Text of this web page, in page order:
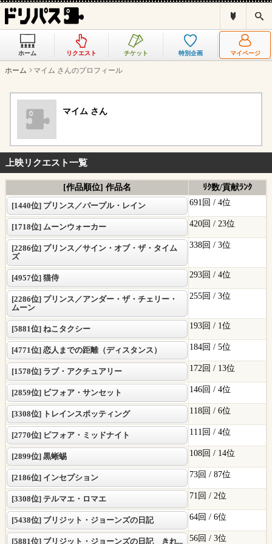
リ
ス
と
索
ホーム リクエスト チケット 特別企画 マイページ
ホーム マイム さんのプロフィール
マイム さん
上映リクエスト一覧
[作品順位] 作品名
ﾘｸ数/貢献ﾗﾝｸ
[1440位] プリンス／パープル・レイン
691回 / 4位
[1718位] ムーンウォーカー 420回 / 23位
[2286位] プリンス／サイン・オブ・ザ・タイム
ズ
338回 / 3位
[4957位] 猫侍 293回 / 4位
[2286位] プリンス／アンダー・ザ・チェリー・
ムーン
255回 / 3位
[5881位] ねこタクシー 193回 / 1位
[4771位] 恋人までの距離（ディスタンス） 184回 / 5位
[1578位] ラブ・アクチュアリー 172回 / 13位
[2859位] ビフォア・サンセット 146回 / 4位
[3308位] トレインスポッティング 118回 / 6位
[2770位] ビフォア・ミッドナイト 111回 / 4位
[2899位] 黒蜥蜴 108回 / 14位
[2186位] インセプション 73回 / 87位
[3308位] テルマエ・ロマエ 71回 / 2位
[5438位] ブリジット・ジョーンズの日記 64回 / 6位
[5881位] ブリジット・ジョーンズの日記 きれ... 56回 / 3位